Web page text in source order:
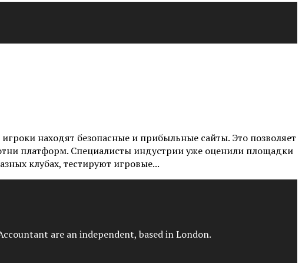
находят безопасные и прибыльные сайты. Это позволяет
платформ. Специалисты индустрии уже оценили площадки
клубах, тестируют игровые...
are an independent, based in London.